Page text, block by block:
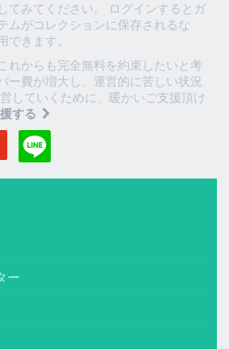
てみてください。 ログインするとガ
ムがコレクションに保存されるな
できます。
れからも完全無料を約束したいと考
ー費が増大し、運営的に苦しい状況
していくために、暖かいご支援頂け
する
ー